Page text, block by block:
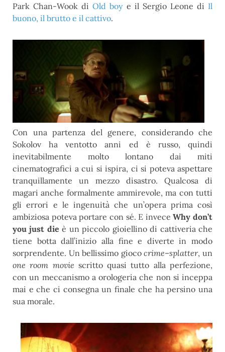
Park Chan-Wook diOld boye il Sergio Leone di Il
buono, il brutto e il cattivo.
Con una partenza del genere, considerando che
Sokolov ha ventotto anni ed è russo, quindi
inevitabilmente molto lontano dai miti
cinematografici a cui si ispira, ci si poteva aspettare
tranquillamente un mezzo disastro. Qualcosa di
magari anche formalmente ammirevole, ma con tutti
gli errori e le ingenuità che un’opera prima così
ambiziosa poteva portare con sé. E inveceWhy don’t
you just die è un piccolo gioiellino di cattiveria che
tiene botta dall’inizio alla fine e diverte in modo
sorprendente. Un bellissimo giococrime–splatter, un
one room movie scritto quasi tutto alla perfezione,
con un meccanismo a orologeria che non si inceppa
mai e che ci consegna un finale che ha persino una
sua morale.